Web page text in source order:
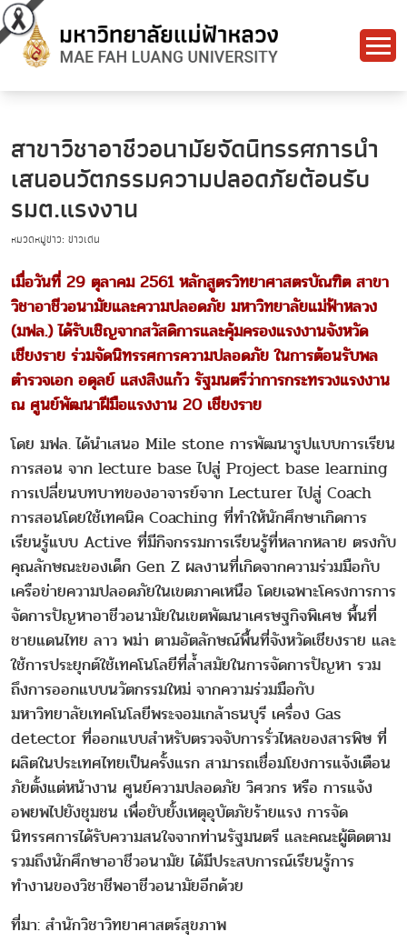
สาขาวิชาอาชีวอนามัยจัดนิทรรศการนำ
เสนอนวัตกรรมความปลอดภัยต้อนรับ
รมต.แรงงาน
หมวดหมู่ข่าว: ข่าวเด่น
เมื่อวันที่ 29 ตุลาคม 2561 หลักสูตรวิทยาศาสตรบัณฑิต สาขา
วิชาอาชีวอนามัยและความปลอดภัย มหาวิทยาลัยแม่ฟ้าหลวง
(มฟล.) ได้รับเชิญจากสวัสดิการและคุ้มครองแรงงานจังหวัด
เชียงราย ร่วมจัดนิทรรศการความปลอดภัย ในการต้อนรับพล
ตำรวจเอก อดุลย์ แสงสิงแก้ว รัฐมนตรีว่าการกระทรวงแรงงาน
ณ ศูนย์พัฒนาฝีมือแรงงาน 20 เชียงราย
โดย มฟล. ได้นำเสนอ Mile stone การพัฒนารูปแบบการเรียน
การสอน จาก lecture base ไปสู่ Project base learning
การเปลี่ยนบทบาทของอาจารย์จาก Lecturer ไปสู่ Coach
การสอนโดยใช้เทคนิค Coaching ที่ทำให้นักศึกษาเกิดการ
เรียนรู้แบบ Active ที่มีกิจกรรมการเรียนรู้ที่หลากหลาย ตรงกับ
คุณลักษณะของเด็ก Gen Z ผลงานที่เกิดจากความร่วมมือกับ
เครือข่ายความปลอดภัยในเขตภาคเหนือ โดยเฉพาะโครงการการ
จัดการปัญหาอาชีวอนามัยในเขตพัฒนาเศรษฐกิจพิเศษ พื้นที่
ชายแดนไทย ลาว พม่า ตามอัตลักษณ์พื้นที่จังหวัดเชียงราย และ
ใช้การประยุกต์ใช้เทคโนโลยีที่ล้ำสมัยในการจัดการปัญหา รวม
ถึงการออกแบบนวัตกรรมใหม่ จากความร่วมมือกับ
มหาวิทยาลัยเทคโนโลยีพระจอมเกล้าธนบุรี เครื่อง Gas
detector ที่ออกแบบสำหรับตรวจจับการรั่วไหลของสารพิษ ที่
ผลิตในประเทศไทยเป็นครั้งแรก สามารถเชื่อมโยงการแจ้งเตือน
ภัยตั้งแต่หน้างาน ศูนย์ความปลอดภัย วิศวกร หรือ การแจ้ง
อพยพไปยังชุมชน เพื่อยับยั้งเหตุอุบัตภัยร้ายแรง การจัด
นิทรรศการได้รับความสนใจจากท่านรัฐมนตรี และคณะผู้ติดตาม
รวมถึงนักศึกษาอาชีวอนามัย ได้มีประสบการณ์เรียนรู้การ
ทำงานของวิชาชีพอาชีวอนามัยอีกด้วย
ที่มา: สำนักวิชาวิทยาศาสตร์สุขภาพ